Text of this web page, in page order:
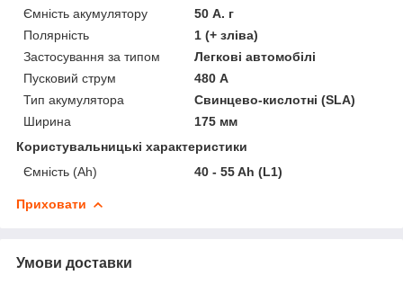
Ємність акумулятору
50 А. г
Полярність
1 (+ зліва)
Застосування за типом
Легкові автомобілі
Пусковий струм
480 А
Тип акумулятора
Свинцево-кислотні (SLA)
Ширина
175 мм
Користувальницькі характеристики
Ємність (Ah)
40 - 55 Ah (L1)
Приховати
Умови доставки